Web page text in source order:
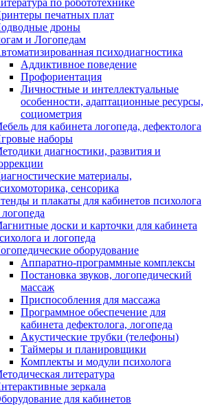
по робототехнике
печатных плат
дроны
и Логопедам
психодиагностика
Аддиктивное поведение
Профориентация
Личностные и интеллектуальные
особенности, адаптационные ресурсы,
социометрия
для кабинета логопеда, дефектолога
наборы
диагностики, развития и
материалы,
сенсорика
и плакаты для кабинетов психолога
доски и карточки для кабинета
и логопеда
оборудование
Аппаратно-программные комплексы
Постановка звуков, логопедический
массаж
Приспособления для массажа
Программное обеспечение для
кабинета дефектолога, логопеда
Акустические трубки (телефоны)
Таймеры и планировщики
Комплекты и модули психолога
литература
зеркала
для кабинетов